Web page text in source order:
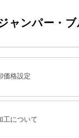
ャンパー・
価格設定
工について